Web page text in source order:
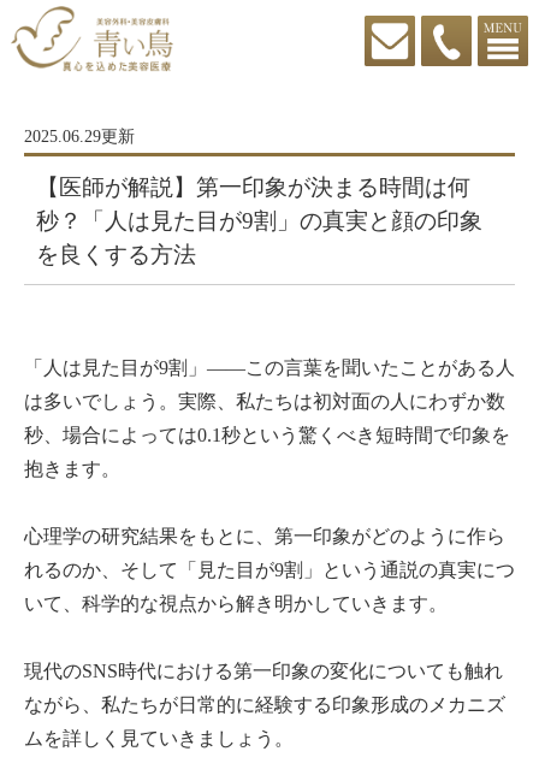
2025.06.29更新
【医師が解説】第一印象が決まる時間は何
秒？「人は見た目が9割」の真実と顔の印象
を良くする方法
「人は見た目が9割」——この言葉を聞いたことがある人
は多いでしょう。実際、私たちは初対面の人にわずか数
秒、場合によっては0.1秒という驚くべき短時間で印象を
抱きます。
心理学の研究結果をもとに、第一印象がどのように作ら
れるのか、そして「見た目が9割」という通説の真実につ
いて、科学的な視点から解き明かしていきます。
現代のSNS時代における第一印象の変化についても触れ
ながら、私たちが日常的に経験する印象形成のメカニズ
ムを詳しく見ていきましょう。